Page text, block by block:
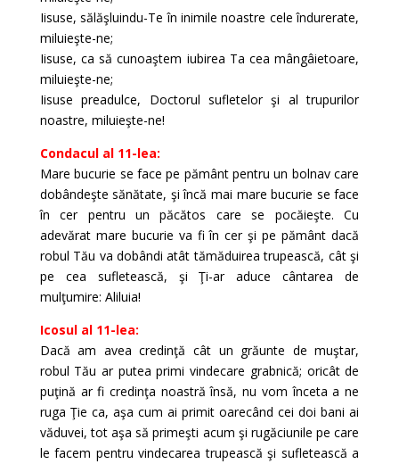
Iisuse, sălăşluindu-Te în inimile noastre cele îndurerate,
miluieşte-ne;
Iisuse, ca să cunoaştem iubirea Ta cea mângâietoare,
miluieşte-ne;
Iisuse preadulce, Doctorul sufletelor şi al trupurilor
noastre, miluieşte-ne!
Condacul al 11-lea:
Mare bucurie se face pe pământ pentru un bolnav care
dobândeşte sănătate, şi încă mai mare bucurie se face
în cer pentru un păcătos care se pocăieşte. Cu
adevărat mare bucurie va fi în cer şi pe pământ dacă
robul Tău va dobândi atât tămă­duirea trupească, cât şi
pe cea sufletească, şi Ţi-ar aduce cântarea de
mulţumire: Aliluia!
Icosul al 11-lea:
Dacă am avea credinţă cât un grăunte de muştar,
robul Tău ar putea primi vindecare grabnică; oricât de
puţină ar fi credinţa noastră însă, nu vom înceta a ne
ruga Ţie ca, aşa cum ai primit oarecând cei doi bani ai
văduvei, tot aşa să primeşti acum şi rugăciunile pe care
le facem pentru vindecarea trupească şi sufletească a